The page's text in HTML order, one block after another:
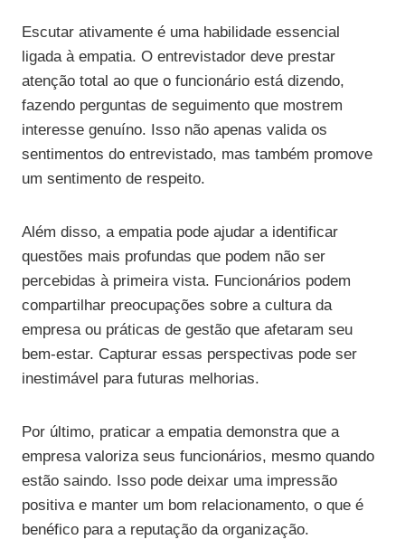
Escutar ativamente é uma habilidade essencial
ligada à empatia. O entrevistador deve prestar
atenção total ao que o funcionário está dizendo,
fazendo perguntas de seguimento que mostrem
interesse genuíno. Isso não apenas valida os
sentimentos do entrevistado, mas também promove
um sentimento de respeito.
Além disso, a empatia pode ajudar a identificar
questões mais profundas que podem não ser
percebidas à primeira vista. Funcionários podem
compartilhar preocupações sobre a cultura da
empresa ou práticas de gestão que afetaram seu
bem-estar. Capturar essas perspectivas pode ser
inestimável para futuras melhorias.
Por último, praticar a empatia demonstra que a
empresa valoriza seus funcionários, mesmo quando
estão saindo. Isso pode deixar uma impressão
positiva e manter um bom relacionamento, o que é
benéfico para a reputação da organização.